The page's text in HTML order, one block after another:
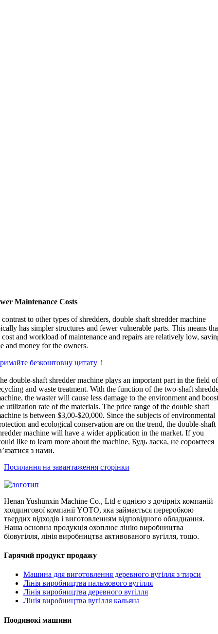
Maintenance Costs
to other types of shredders,double shaft shredder machine
has simpler structures and fewer vulnerable parts.This means
cost and workload of maintenance and repairs are relatively low,
and money for the owners.
безкоштовну цитату！
double-shaft shredder machine plays an important part in the field of
and waste treatment.With the function of the two-shaft
,the waster will cause less damage to the environment and
utilization rate of the materials.The price range of the double shaft
is between $3,00-$20,000. Since the subjects of environmental
and ecological conservation are on the trend,the double-shaft
machine will have a wider application in the market.If you
like to learn more about the machine, Будь ласка, не соромтеся
з нами.
Посилання на завантаження сторінки
Henan Yushunxin Machine Co., Ltd є однією з дочірніх компаній
холдингової компанії YOTO, яка займається переробкою
твердих відходів і виготовленням відповідного обладнання.
Наша основна продукція охоплює лінію виробництва
біовугілля, лінія виробництва активованого вугілля, тощо.
Гарячий продукт продажу
Машина для виготовлення деревного вугілля з тирси
Лінія виробництва пальмового вугілля
Лінія виробництва деревного вугілля
Лінія виробництва вугілля кальяна
Поодинокі машини